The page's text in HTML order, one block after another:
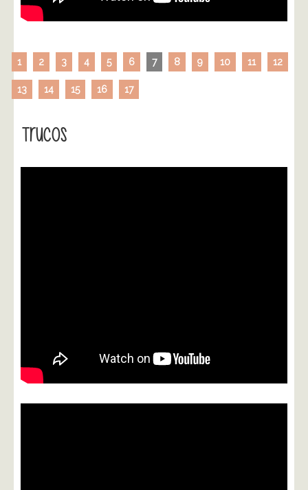
1 2 3 4 5 6 7 8 9 10 11 12
13 14 15 16 17
Trucos